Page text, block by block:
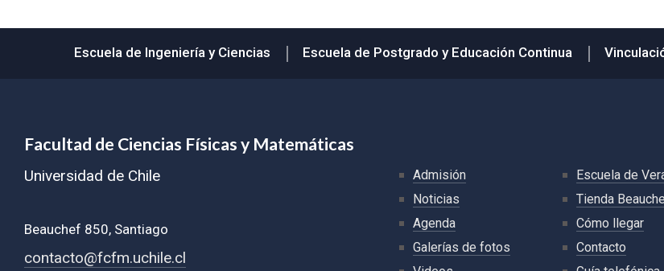
Escuela de Ingeniería y Ciencias Escuela de Postgrado y Educación Continua
Facultad de Ciencias Físicas y Matemáticas
Universidad de Chile
Beauchef 850, Santiago
contacto@fcfm.uchile.cl
Admisión
Noticias
Agenda
Galerías de fotos
Escuela de
Tienda
Cómo llegar
Contacto